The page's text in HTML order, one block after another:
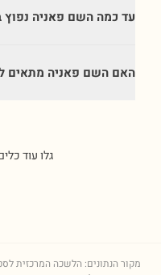
עד כמה השם פאניה נפוץ
האם השם פאניה מתאים
גלו עוד
מקור הנתונים: הלשכה המרכזית